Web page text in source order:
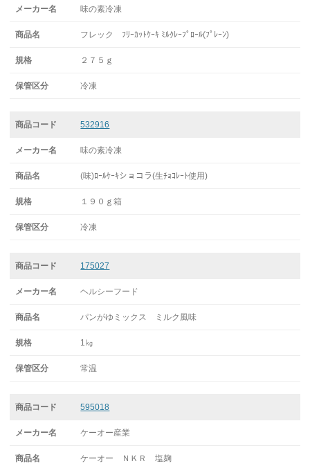
味の素冷凍
フレック ﾌﾘｰｶｯﾄｹｰｷ ﾐﾙｸﾚｰﾌﾟﾛｰﾙ(ﾌﾟﾚｰﾝ)
２７５ｇ
冷凍
532916
味の素冷凍
(味)ﾛｰﾙｹｰｷショコラ(生ﾁｮｺﾚｰﾄ使用)
１９０ｇ箱
冷凍
175027
ヘルシーフード
パンがゆミックス ミルク風味
1㎏
常温
595018
ケーオー産業
ケーオー ＮＫＲ 塩麹